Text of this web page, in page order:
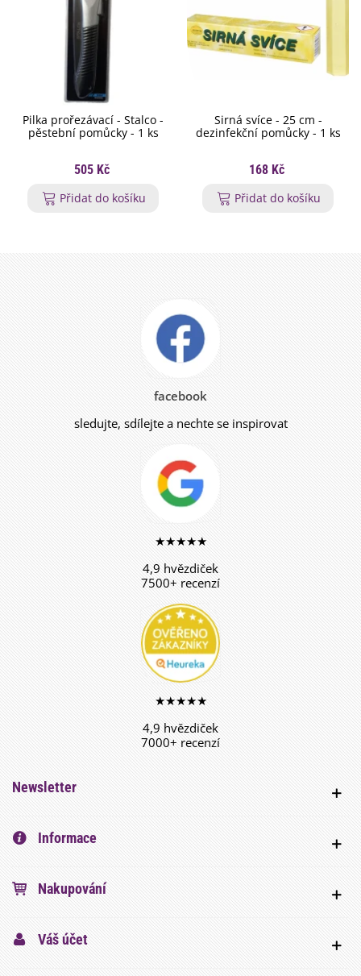
Pilka prořezávací - Stalco -
pěstební pomůcky - 1 ks
505 Kč
Přidat do košíku
Sirná svíce - 25 cm -
dezinfekční pomůcky - 1 ks
168 Kč
Přidat do košíku
facebook
sledujte, sdílejte a nechte se inspirovat
★★★★★
4,9 hvězdiček
7500+ recenzí
★★★★★
4,9 hvězdiček
7000+ recenzí
Newsletter
Informace
Nakupování
Váš účet